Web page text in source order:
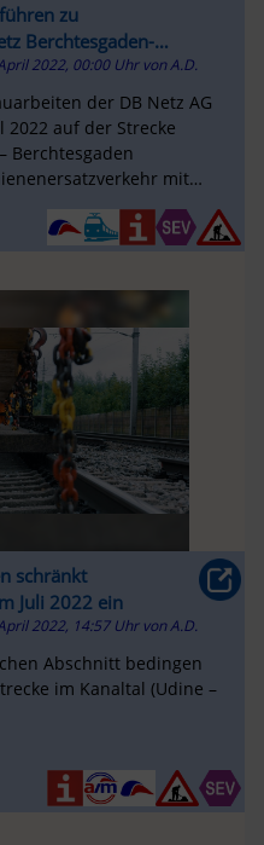
zu
Berchtesgaden-
2022, 00:00 Uhr vonA.D.
der DB Netz AG
auf der Strecke
Berchtesgaden
mit
schränkt
Juli 2022 ein
2022, 14:57 Uhr vonA.D.
Abschnitt bedingen
im Kanaltal (Udine –